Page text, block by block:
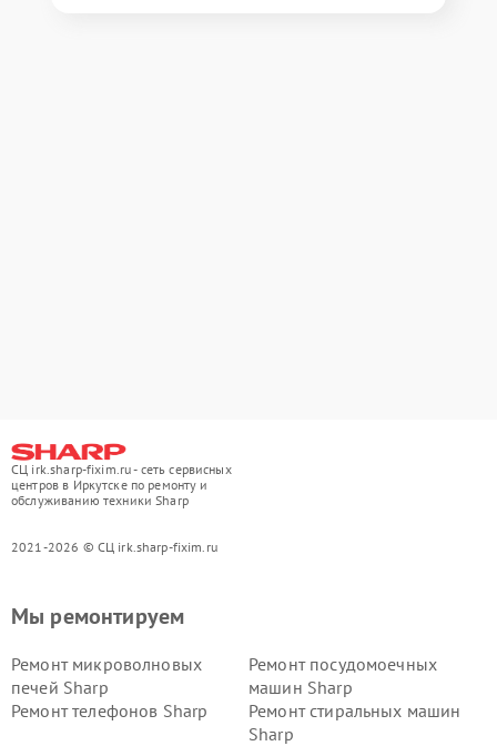
СЦ irk.sharp-fixim.ru - сеть сервисных
центров в Иркутске по ремонту и
обслуживанию техники Sharp
2021-2026 © СЦ irk.sharp-fixim.ru
Мы ремонтируем
Ремонт микроволновых
печей Sharp
Ремонт посудомоечных
машин Sharp
Ремонт телефонов Sharp
Ремонт стиральных машин
Sharp